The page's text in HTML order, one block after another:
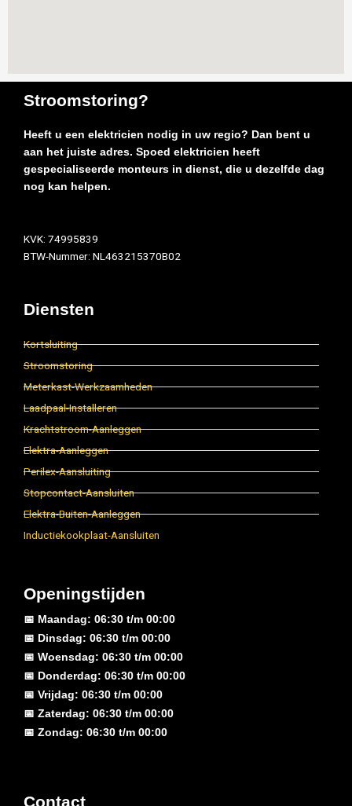
Stroomstoring?
Heeft u een elektricien nodig in uw regio? Dan bent u
aan het juiste adres. Spoed elektricien heeft
gespecialiseerde monteurs in dienst, die u dezelfde dag
nog kan helpen.
KVK: 74995839
BTW-Nummer: NL463215370B02
Diensten
Kortsluiting
Stroomstoring
Meterkast-Werkzaamheden
Laadpaal-Installeren
Krachtstroom-Aanleggen
Elektra-Aanleggen
Perilex-Aansluiting
Stopcontact-Aansluiten
Elektra-Buiten-Aanleggen
Inductiekookplaat-Aansluiten
Openingstijden
📅 Maandag: 06:30 t/m 00:00
📅 Dinsdag: 06:30 t/m 00:00
📅 Woensdag: 06:30 t/m 00:00
📅 Donderdag: 06:30 t/m 00:00
📅 Vrijdag: 06:30 t/m 00:00
📅 Zaterdag: 06:30 t/m 00:00
📅 Zondag: 06:30 t/m 00:00
Contact